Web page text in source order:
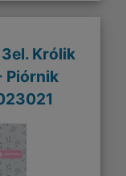
Królik
Piórnik